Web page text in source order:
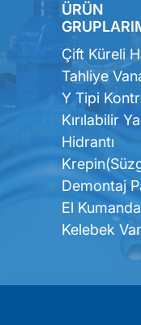
ÜRÜN
Çift Küreli
Tahliye
Y Tipi
Kırılabilir
Hidrantı
Demontaj
El
Kelebek